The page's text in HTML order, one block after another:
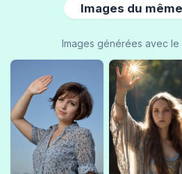
Images du
Images générées avec le